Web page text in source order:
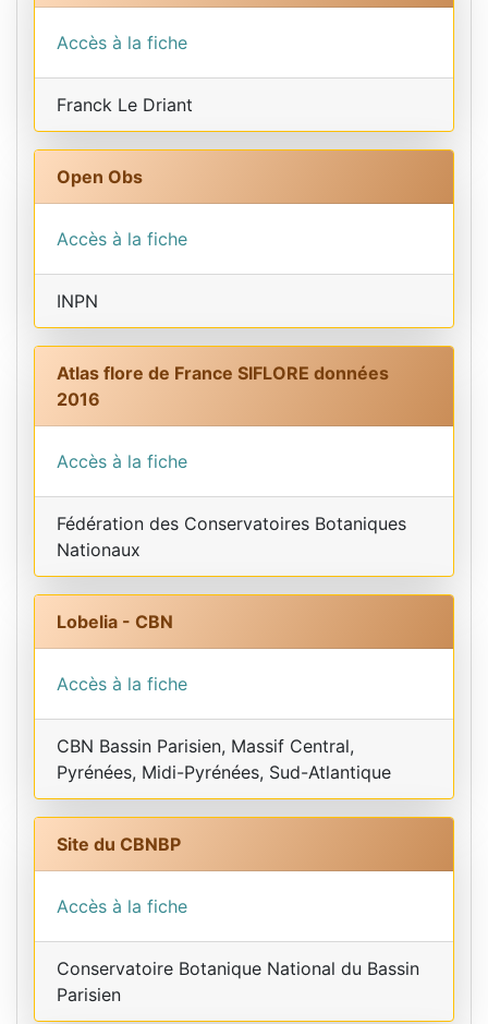
Accès à la fiche
Franck Le Driant
Open Obs
Accès à la fiche
INPN
Atlas flore de France SIFLORE données
2016
Accès à la fiche
Fédération des Conservatoires Botaniques
Nationaux
Lobelia - CBN
Accès à la fiche
CBN Bassin Parisien, Massif Central,
Pyrénées, Midi-Pyrénées, Sud-Atlantique
Site du CBNBP
Accès à la fiche
Conservatoire Botanique National du Bassin
Parisien